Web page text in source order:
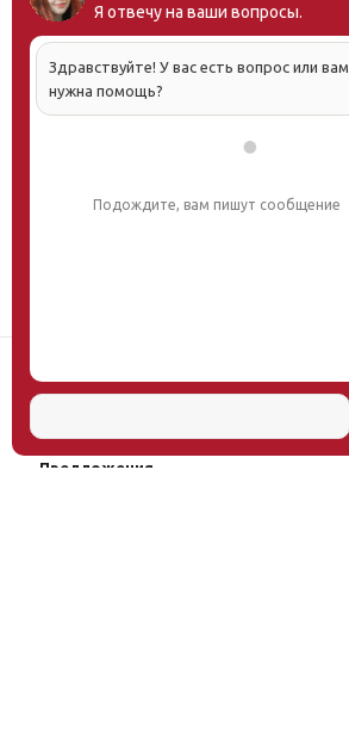
Научная школа
Услуги
Предложения
Я отвечу на ваши вопросы.
Здравствуйте! У вас есть вопрос или вам
нужна помощь?
Подождите, вам пишут сообщение